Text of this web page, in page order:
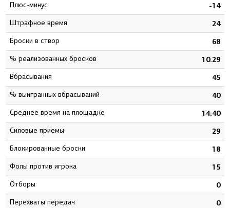
Плюс-минус -14
штрафное время 24
Броски в створ 68
% реализованных бросков 10.29
Вбрасывания 45
% выигранных вбрасываний 40
Среднее время на площадке 14:40
Силовые приемы 29
Блокированные броски 18
Фолы против игрока 15
Отборы 0
Перехваты передач 0